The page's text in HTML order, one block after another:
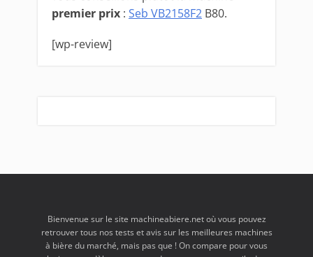
premier prix : Seb VB2158F2 B80.
[wp-review]
Bienvenue sur le site machineabiere.net où vous pouvez
retrouver tous nos tests et avis sur les meilleures machines
à bière du marché, mais pas que ! On compare pour vous